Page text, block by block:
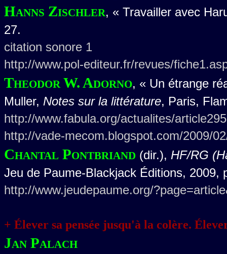
Hanns Zischler, « Travailler avec
27.
citation sonore 1
http://www.pol-editeur.fr/revues/
Theodor W. Adorno, « Un étrange
Muller, Notes sur la littérature, Paris,
http://www.fabula.org/actualites/
http://vade-mecom.blogspot.com/2009/
Chantal Pontbriand (dir.), HF/RG
Jeu de Paume-Blackjack Éditions, 2009,
http://www.jeudepaume.org/
+ Élever sa pensée jusqu'à la colère.
Jan Palach